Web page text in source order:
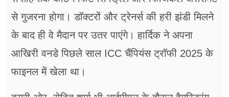
से गुजरना होगा। डॉक्टरों और ट्रेनर्स की हरी झंडी मिलने
के बाद ही वे मैदान पर उतर पाएंगे। हार्दिक ने अपना
आखिरी वनडे पिछले साल ICC चैंपियंस ट्रॉफी 2025 के
फाइनल में खेला था।